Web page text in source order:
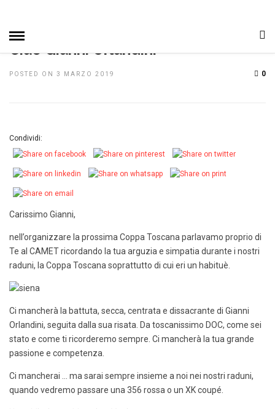
Ciao Gianni Orlandini
POSTED ON 3 MARZO 2019 0
Condividi:
Carissimo Gianni,
nell’organizzare la prossima Coppa Toscana parlavamo proprio di
Te al CAMET ricordando la tua arguzia e simpatia durante i nostri
raduni, la Coppa Toscana soprattutto di cui eri un habituè.
Ci mancherà la battuta, secca, centrata e dissacrante di Gianni
Orlandini, seguita dalla sua risata. Da toscanissimo DOC, come sei
stato e come ti ricorderemo sempre. Ci mancherà la tua grande
passione e competenza.
Ci mancherai … ma sarai sempre insieme a noi nei nostri raduni,
quando vedremo passare una 356 rossa o un XK coupé.